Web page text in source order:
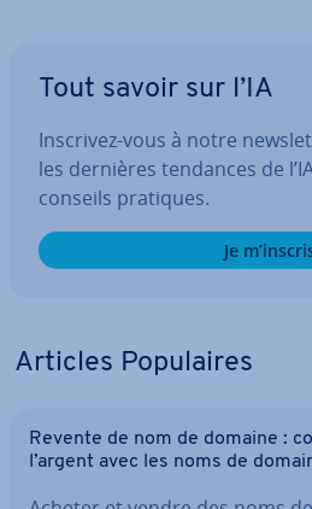
Tout savoir sur l’IA
Inscrivez-vous à notre
les dernières tendances de
conseils pratiques.
Je
Articles Po­pu­laires
Revente de nom de domaine :
l’argent avec les noms de